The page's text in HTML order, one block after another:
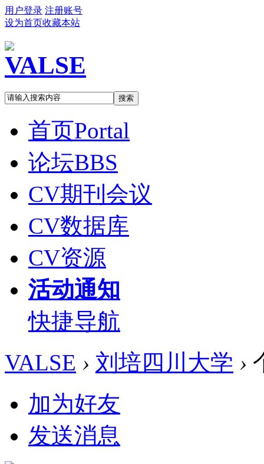
用户登录 注册账号
设为首页收藏本站
搜索
首页Portal
论坛BBS
CV期刊会议
CV数据库
CV资源
活动通知
快捷导航
VALSE › 刘培四川大学 ›
加为好友
发送消息